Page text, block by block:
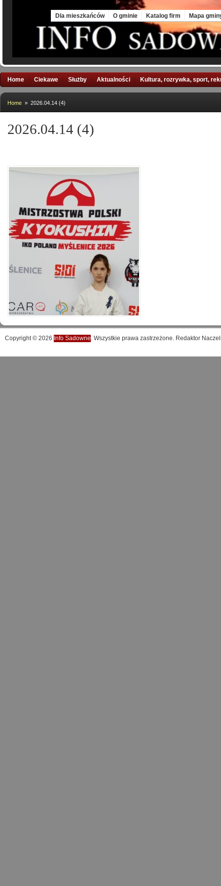
Dla mieszkańców O gminie Katalog firm Mapa
Home Ciekawe Służby Aktualności Kultura, rozrywka, sport,
Home » 2026.04.14 (4)
2026.04.14 (4)
Copyright © 2026 Info Sadowne. Wszystkie prawa zastrzeżone. Redaktor